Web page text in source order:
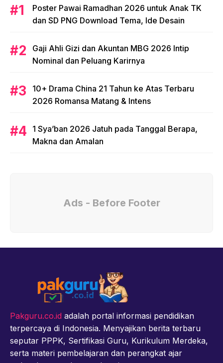
Poster Pawai Ramadhan 2026 untuk Anak TK
dan SD PNG Download Tema, Ide Desain
Gaji Ahli Gizi dan Akuntan MBG 2026 Intip
Nominal dan Peluang Karirnya
10+ Drama China 21 Tahun ke Atas Terbaru
2026 Romansa Matang & Intens
1 Sya’ban 2026 Jatuh pada Tanggal Berapa,
Makna dan Amalan
Ads - Before Footer
Pakguru.co.id adalah portal informasi pendidikan
terpercaya di Indonesia. Menyajikan berita terbaru
seputar PPPK, Sertifikasi Guru, Kurikulum Merdeka,
serta materi pembelajaran dan perangkat ajar